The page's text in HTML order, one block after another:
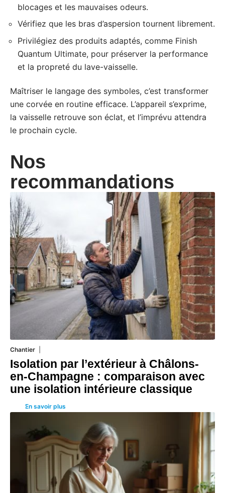
blocages et les mauvaises odeurs.
Vérifiez que les bras d’aspersion tournent librement.
Privilégiez des produits adaptés, comme Finish
Quantum Ultimate, pour préserver la performance
et la propreté du lave-vaisselle.
Maîtriser le langage des symboles, c’est transformer
une corvée en routine efficace. L’appareil s’exprime,
la vaisselle retrouve son éclat, et l’imprévu attendra
le prochain cycle.
Nos
recommandations
Chantier
Isolation par l’extérieur à Châlons-
en-Champagne : comparaison avec
une isolation intérieure classique
En savoir plus